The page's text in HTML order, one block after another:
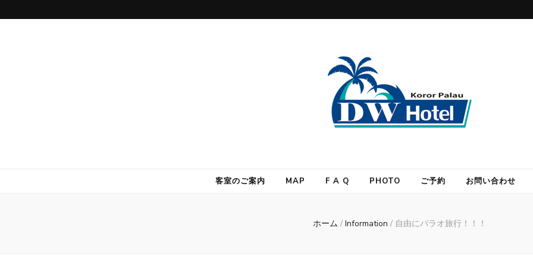
客室のご案内 MAP F A Q PHOTO ご予約 お問い合わせ
ホーム / Information / 自由にパラオ旅行！！！